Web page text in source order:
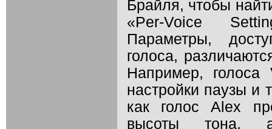
Брайля, чтобы
«Per-Voice
Параметры,
голоса,
Например, голоса
настройки паузы и
как голос Alex
высоты тона,